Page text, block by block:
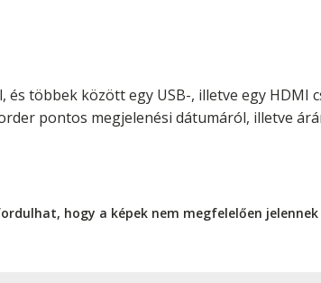
többek között egy USB-, illetve egy HDMI
pontos megjelenési dátumáról, illetve
hogy a képek nem megfelelően jelennek